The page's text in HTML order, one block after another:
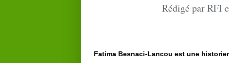
Rédigé par RFI
Fatima Besnaci-Lancou est une